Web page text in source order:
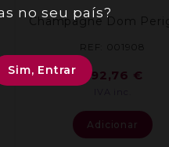
Champagne Dom
REF: 001908
392,76 €
Adicionar
no seu país?
Sim, Entrar